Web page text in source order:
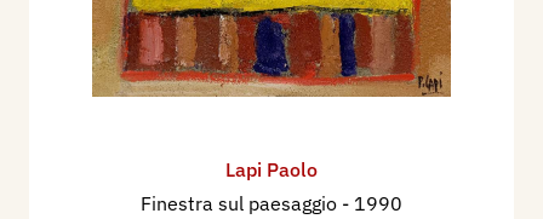
Lapi Paolo
Finestra sul paesaggio - 1990